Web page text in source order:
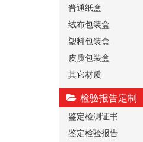
普通纸盒
绒布包装盒
塑料包装盒
皮质包装盒
其它材质
检验报告定制
鉴定检测证书
鉴定检验报告